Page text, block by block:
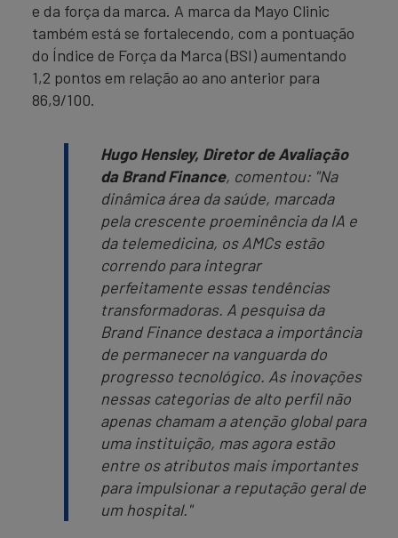
e da força da marca. A marca da Mayo Clinic
também está se fortalecendo, com a pontuação
do Índice de Força da Marca (BSI) aumentando
1,2 pontos em relação ao ano anterior para
86,9/100.
Hugo Hensley, Diretor de Avaliação
da Brand Finance, comentou: "Na
dinâmica área da saúde, marcada
pela crescente proeminência da IA e
da telemedicina, os AMCs estão
correndo para integrar
perfeitamente essas tendências
transformadoras. A pesquisa da
Brand Finance destaca a importância
de permanecer na vanguarda do
progresso tecnológico. As inovações
nessas categorias de alto perfil não
apenas chamam a atenção global para
uma instituição, mas agora estão
entre os atributos mais importantes
para impulsionar a reputação geral de
um hospital."